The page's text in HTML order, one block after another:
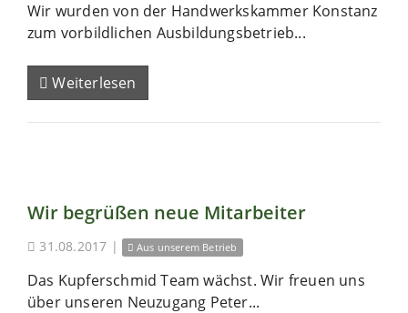
Wir wurden von der Handwerkskammer Konstanz
zum vorbildlichen Ausbildungsbetrieb...
Weiterlesen
Wir begrüßen neue Mitarbeiter
31.08.2017 | Aus unserem Betrieb
Das Kupferschmid Team wächst. Wir freuen uns
über unseren Neuzugang Peter...